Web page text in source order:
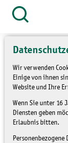
Wir verwenden
Einige von ihnen
Website und Ihre
Wenn Sie unter 16
Diensten geben
Erlaubnis bitten.
Zum
Inhalt
springen
öffnen
Natur: